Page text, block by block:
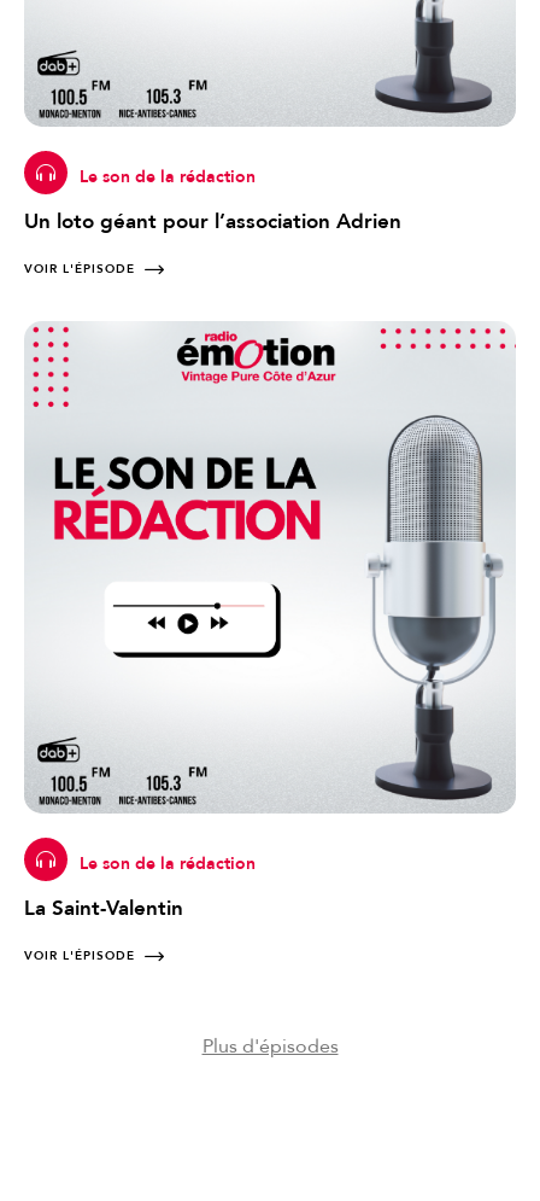
Le son de la rédaction
Un loto géant pour l’association Adrien
VOIR L'ÉPISODE
Le son de la rédaction
La Saint-Valentin
VOIR L'ÉPISODE
Plus d'épisodes